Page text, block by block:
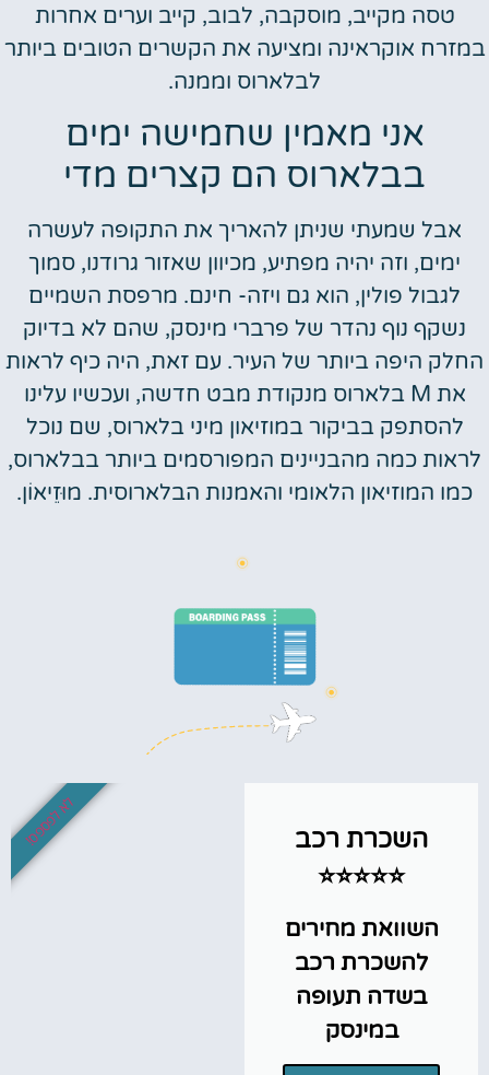
טסה מקייב, מוסקבה, לבוב, קייב וערים אחרות
במזרח אוקראינה ומציעה את הקשרים הטובים ביותר
לבלארוס וממנה.
אני מאמין שחמישה ימים
בבלארוס הם קצרים מדי
אבל שמעתי שניתן להאריך את התקופה לעשרה
ימים, וזה יהיה מפתיע, מכיוון שאזור גרודנו, סמוך
לגבול פולין, הוא גם ויזה- חינם. מרפסת השמיים
נשקף נוף נהדר של פרברי מינסק, שהם לא בדיוק
החלק היפה ביותר של העיר. עם זאת, היה כיף לראות
את M בלארוס מנקודת מבט חדשה, ועכשיו עלינו
להסתפק בביקור במוזיאון מיני בלארוס, שם נוכל
לראות כמה מהבניינים המפורסמים ביותר בבלארוס,
כמו המוזיאון הלאומי והאמנות הבלארוסית. מוּזֵיאוֹן.
השכרת רכב
⭐⭐⭐⭐⭐
השוואת מחירים
להשכרת רכב
בשדה תעופה
במינסק
לא לפספס!